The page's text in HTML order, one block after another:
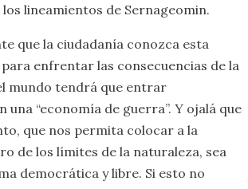
lineamientos de Sernageomin.
que la ciudadanía conozca esta
enfrentar las consecuencias de la
mundo tendrá que entrar
una “economía de guerra”. Y ojalá que
que nos permita colocar a la
de los límites de la naturaleza, sea
democrática y libre. Si esto no